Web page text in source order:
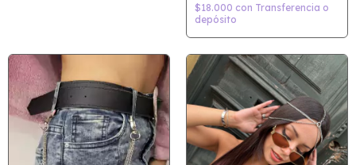
$18.000 con Transferencia o
depósito